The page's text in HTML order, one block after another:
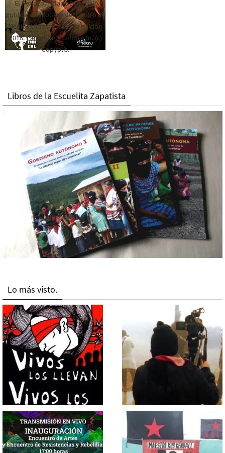
El Rebozo, Palapa Editorial,
publica este folleto del Centro de
Medios Libres. Esta es la edición
2016. Para rolar y compartir. (c)
Copyplis.
Libros de la Escuelita Zapatista
Lo más visto.